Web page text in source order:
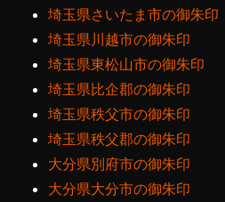
埼玉県さいたま市の御朱印
埼玉県川越市の御朱印
埼玉県東松山市の御朱印
埼玉県比企郡の御朱印
埼玉県秩父市の御朱印
埼玉県秩父郡の御朱印
大分県別府市の御朱印
大分県大分市の御朱印